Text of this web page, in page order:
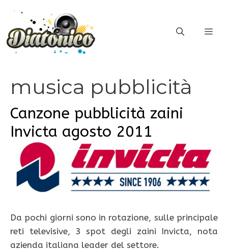
contenuto
musica pubblicità
Canzone pubblicità zaini
Invicta agosto 2011
Da pochi giorni sono in rotazione, sulle principale
reti televisive, 3 spot degli zaini Invicta, nota
azienda italiana leader del settore.